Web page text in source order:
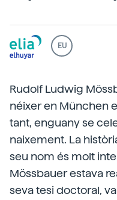
EU
Rudolf Ludwig
néixer en München
tant, enguany se
naixement. La
seu nom és molt
Mössbauer estava
seva tesi doctoral,